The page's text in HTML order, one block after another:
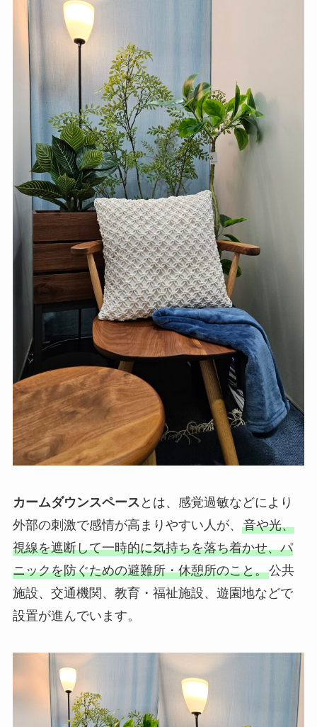
カームダウンスペース とは、感覚過敏などにより
外部の刺激で感情が高まりやすい人が、 音や光、
視線を遮断して一時的に気持ちを落ち着かせ、パ
ニックを防ぐための避難所・休憩所のこと。公共
施設、交通機関、教育・福祉施設、遊園地などで
設置が進んでいます。